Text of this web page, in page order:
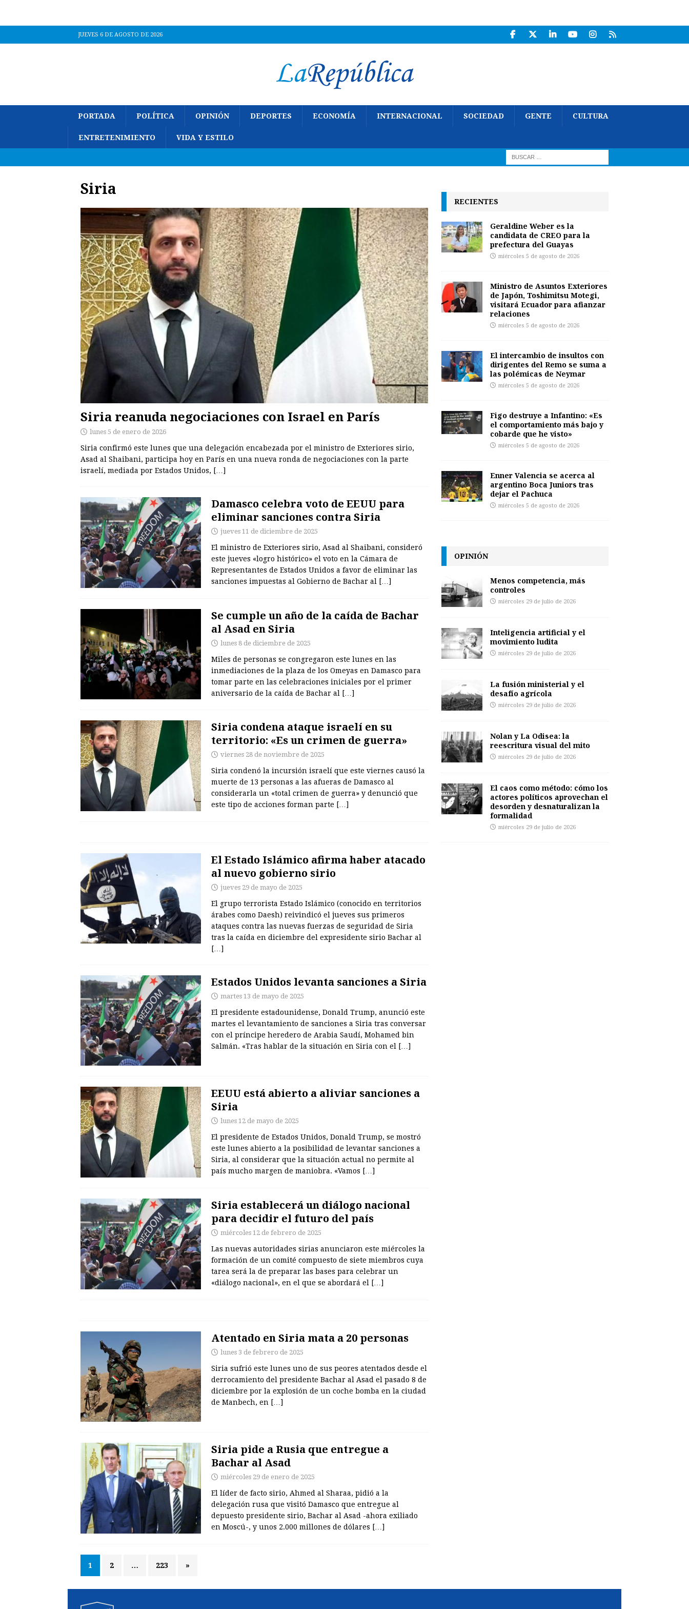
JUEVES 6 DE AGOSTO DE 2026
PORTADA POLÍTICA OPINIÓN DEPORTES ECONOMÍA INTERNACIONAL SOCIEDAD GENTE CULTURA
ENTRETENIMIENTO VIDA Y ESTILO
Siria
Siria reanuda negociaciones con Israel en París
lunes 5 de enero de 2026
Siria confirmó este lunes que una delegación encabezada por el ministro de Exteriores sirio,
Asad al Shaibani, participa hoy en París en una nueva ronda de negociaciones con la parte
israelí, mediada por Estados Unidos, […]
Damasco celebra voto de EEUU para
eliminar sanciones contra Siria
jueves 11 de diciembre de 2025
El ministro de Exteriores sirio, Asad al Shaibani, consideró
este jueves «logro histórico» el voto en la Cámara de
Representantes de Estados Unidos a favor de eliminar las
sanciones impuestas al Gobierno de Bachar al
[…]
Se cumple un año de la caída de Bachar
al Asad en Siria
lunes 8 de diciembre de 2025
Miles de personas se congregaron este lunes en las
inmediaciones de la plaza de los Omeyas en Damasco para
tomar parte en las celebraciones iniciales por el primer
aniversario de la caída de Bachar al
[…]
Siria condena ataque israelí en su
territorio: «Es un crimen de guerra»
viernes 28 de noviembre de 2025
Siria condenó la incursión israelí que este viernes causó la
muerte de 13 personas a las afueras de Damasco al
considerarla un «total crimen de guerra» y denunció que
este tipo de acciones forman parte […]
El Estado Islámico afirma haber atacado
al nuevo gobierno sirio
jueves 29 de mayo de 2025
El grupo terrorista Estado Islámico (conocido en territorios
árabes como Daesh) reivindicó el jueves sus primeros
ataques contra las nuevas fuerzas de seguridad de Siria
tras la caída en diciembre del expresidente sirio Bachar al
[…]
Estados Unidos levanta sanciones a Siria
martes 13 de mayo de 2025
El presidente estadounidense, Donald Trump, anunció este
martes el levantamiento de sanciones a Siria tras conversar
con el príncipe heredero de Arabia Saudí, Mohamed bin
Salmán. «Tras hablar de la situación en Siria con el
[…]
EEUU está abierto a aliviar sanciones a
Siria
lunes 12 de mayo de 2025
El presidente de Estados Unidos, Donald Trump, se mostró
este lunes abierto a la posibilidad de levantar sanciones a
Siria, al considerar que la situación actual no permite al
país mucho margen de maniobra. «Vamos […]
Siria establecerá un diálogo nacional
para decidir el futuro del país
miércoles 12 de febrero de 2025
Las nuevas autoridades sirias anunciaron este miércoles la
formación de un comité compuesto de siete miembros cuya
tarea será la de preparar las bases para celebrar un
«diálogo nacional», en el que se abordará el
[…]
Atentado en Siria mata a 20 personas
lunes 3 de febrero de 2025
Siria sufrió este lunes uno de sus peores atentados desde el
derrocamiento del presidente Bachar al Asad el pasado 8 de
diciembre por la explosión de un coche bomba en la ciudad
de Manbech, en […]
Siria pide a Rusia que entregue a
Bachar al Asad
miércoles 29 de enero de 2025
El líder de facto sirio, Ahmed al Sharaa, pidió a la
delegación rusa que visitó Damasco que entregue al
depuesto presidente sirio, Bachar al Asad -ahora exiliado
en Moscú-, y unos 2.000 millones de dólares […]
1 2 … 223 »
RECIENTES
Geraldine Weber es la
candidata de CREO para la
prefectura del Guayas
miércoles 5 de agosto de 2026
Ministro de Asuntos Exteriores
de Japón, Toshimitsu Motegi,
visitará Ecuador para afianzar
relaciones
miércoles 5 de agosto de 2026
El intercambio de insultos con
dirigentes del Remo se suma a
las polémicas de Neymar
miércoles 5 de agosto de 2026
Figo destruye a Infantino: «Es
el comportamiento más bajo y
cobarde que he visto»
miércoles 5 de agosto de 2026
Enner Valencia se acerca al
argentino Boca Juniors tras
dejar el Pachuca
miércoles 5 de agosto de 2026
OPINIÓN
Menos competencia, más
controles
miércoles 29 de julio de 2026
Inteligencia artificial y el
movimiento ludita
miércoles 29 de julio de 2026
La fusión ministerial y el
desafío agrícola
miércoles 29 de julio de 2026
Nolan y La Odisea: la
reescritura visual del mito
miércoles 29 de julio de 2026
El caos como método: cómo los
actores políticos aprovechan el
desorden y desnaturalizan la
formalidad
miércoles 29 de julio de 2026